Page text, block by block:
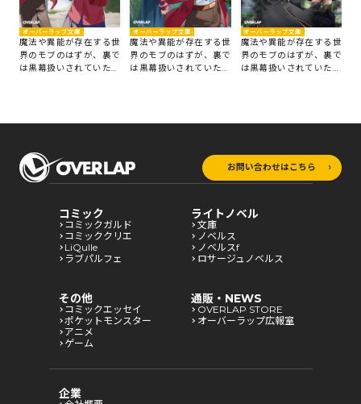
オーバーラップ文庫
魔法や異能が存在する世
界のモブのはずが、裏で
は黒幕扱いされていた話
オーバーラップ文庫
魔法や異能が存在する世
界のモブのはずが、裏で
は黒幕扱いされていた話
オーバーラップ文庫
魔法や異能が存在する世
界のモブのはずが、裏で
は黒幕扱いされていた話
お問い合わせはこちら
コミック
コミックガルド
コミッククリエ
LiQulle
ラブパルフェ
ライトノベル
文庫
ノベルス
ノベルスf
ロサージュノベルス
その他
コミックエッセイ
ポケットモンスター
アニメ
ゲーム
通販・NEWS
OVERLAP STORE
オーバーラップ広報室
企業